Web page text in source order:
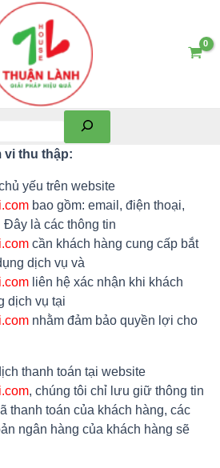
vi thu thập:
yếu trên website
bao gồm: email, điện thoại,
là các thông tin
cần khách hàng cung cấp bắt
dịch vụ và
liên hệ xác nhận khi khách
dịch vụ tại
nhằm đảm bảo quyền lợi cho
thanh toán tại website
, chúng tôi chỉ lưu giữ thông tin
thanh toán của khách hàng, các
ngân hàng của khách hàng sẽ